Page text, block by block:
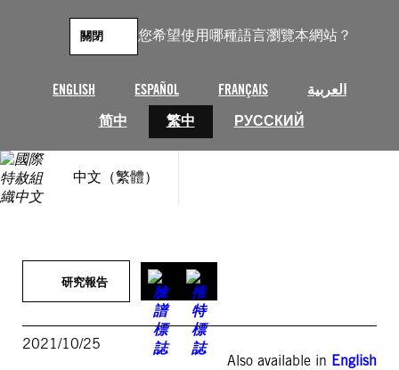
您希望使用哪種語言瀏覽本網站？
ENGLISH ESPAÑOL FRANÇAIS
العربية
简中
繁中 РУССКИЙ
關閉
中文（繁體）
研究報告
2021/10/25
Also available in English